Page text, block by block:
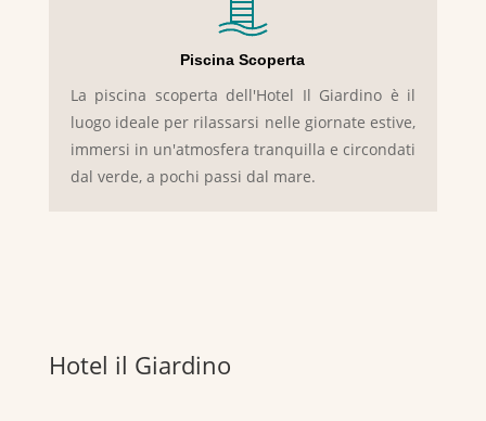
Piscina Scoperta
La piscina scoperta dell'Hotel Il Giardino è il
luogo ideale per rilassarsi nelle giornate estive,
immersi in un'atmosfera tranquilla e circondati
dal verde, a pochi passi dal mare.
Hotel il Giardino